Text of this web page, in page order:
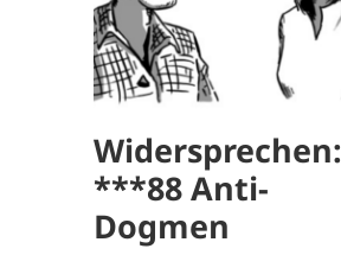
Widersprechen:
***88 Anti-
Dogmen